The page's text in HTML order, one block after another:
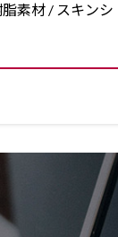
素材 / スキンシ